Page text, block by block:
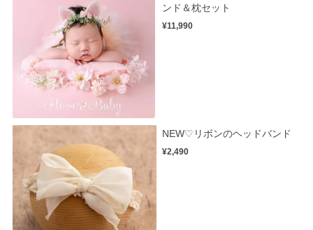
ンド＆枕セット
¥11,990
NEW♡リボンのヘッドバンド
¥2,490